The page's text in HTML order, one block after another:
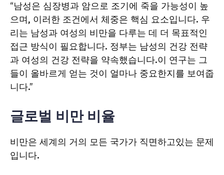
“남성은 심장병과 암으로 조기에 죽을 가능성이 높
으며, 이러한 조건에서 체중은 핵심 요소입니다. 우
리는 남성과 여성의 비만을 다루는 데 더 목표적인
접근 방식이 필요합니다. 정부는 남성의 건강 전략
과 여성의 건강 전략을 약속했습니다.이 연구는 그
들이 올바르게 얻는 것이 얼마나 중요한지를 보여줍
니다.”
글로벌 비만 비율
비만은 세계의 거의 모든 국가가 직면하고있는 문제
입니다.